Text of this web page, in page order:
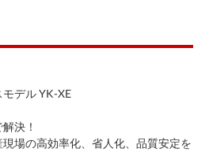
デル YK-XE
決！
場の高効率化、省人化、品質安定を